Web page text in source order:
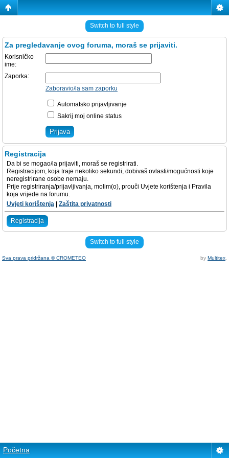
Switch to full style
Za pregledavanje ovog foruma, moraš se prijaviti.
Korisničko
ime:
Zaporka:
Zaboravio/la sam zaporku
Automatsko prijavljivanje
Sakrij moj online status
Registracija
Da bi se mogao/la prijaviti, moraš se registrirati.
Registracijom, koja traje nekoliko sekundi, dobivaš ovlasti/mogućnosti koje
neregistrirane osobe nemaju.
Prije registriranja/prijavljivanja, molim(o), prouči Uvjete korištenja i Pravila
koja vrijede na forumu.
Uvjeti korištenja
Zaštita privatnosti
Registracija
Switch to full style
Sva prava pridržana © CROMETEO by Multitex
Početna